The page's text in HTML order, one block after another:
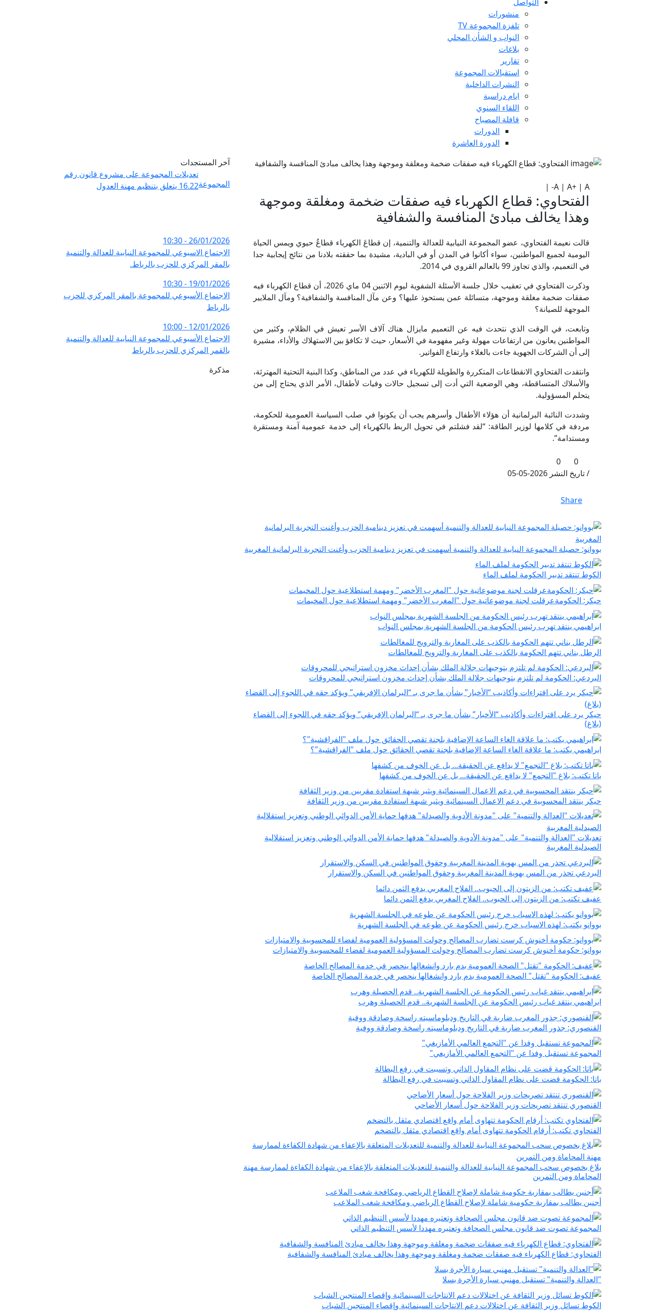
منشورات
تلفزة المجموعة TV
النواب و الشأن المحلي
بلاغات
تقارير
استقبالات المجموعة
النشرات الداخلية
ايام دراسية
اللقاء السنوي
قافلة المصباح
الدورات
الدورة العاشرة
A | A+ | A-
|
الفتحاوي: قطاع الكهرباء فيه صفقات ضخمة ومغلقة وموجهة
وهذا يخالف مبادئ المنافسة والشفافية
قالت نعيمة الفتحاوي، عضو المجموعة النيابية للعدالة والتنمية، إن قطاعَ الكهرباء قطاعٌ حيوي ويمس الحياة
اليومية لجميع المواطنين، سواء أكانوا في المدن أو في البادية، مشيدة بما حققته بلادنا من نتائج إيجابية جدا
في التعميم، والذي تجاوز 99 بالعالم القروي في 2014.
وذكرت الفتحاوي في تعقيب خلال جلسة الأسئلة الشفوية ليوم الاثنين 04 ماي 2026، أن قطاع الكهرباء فيه
صفقات ضخمة مغلقة وموجهة، متسائلة عمن يستحوذ عليها؟ وعن مآل المنافسة والشفافية؟ ومآل الملايير
الموجهة للصيانة؟
وتابعت، في الوقت الذي نتحدث فيه عن التعميم مايزال هناك آلاف الأسر تعيش في الظلام، وكثير من
المواطنين يعانون من ارتفاعات مهولة وغير مفهومة في الأسعار، حيث لا تكافؤ بين الاستهلاك والأداء، مشيرة
إلى أن الشركات الجهوية جاءت بالغلاء وارتفاع الفواتير.
وانتقدت الفتحاوي الانقطاعات المتكررة والطويلة للكهرباء في عدد من المناطق، وكذا البنية التحتية المهترئة،
والأسلاك المتساقطة، وهي الوضعية التي أدت إلى تسجيل حالات وفيات لأطفال، الأمر الذي يحتاج إلى من
يتحلم المسؤولية.
وشددت النائبة البرلمانية أن هؤلاء الأطفال وأسرهم يجب أن يكونوا في صلب السياسة العمومية للحكومة،
مردفة في كلامها لوزير الطاقة: “لقد فشلتم في تحويل الربط بالكهرباء إلى خدمة عمومية آمنة ومستقرة
ومستدامة”.
0
0
/ تاريخ النشر 2026-05-05
Share
بووانو: حصيلة المجموعة النيابية للعدالة والتنمية أسهمت في تعزيز دينامية الحزب وأغنت التجربة البرلمانية المغربية
الكوط تنتقد تدبير الحكومة لملف الماء
حيكر: الحكومةعرقلت لجنة موضوعاتية حول "المغرب الأخضر" ومهمة استطلاعية حول المخيمات
ابراهيمي ينتقد تهرب رئيس الحكومة من الجلسة الشهرية بمجلس النواب
الرطل بناني تتهم الحكومة بالكذب على المغاربة والترويج للمغالطات
البردعي: الحكومة لم تلتزم بتوجيهات جلالة الملك بشأن إحداث مخزون استراتيجي للمحروقات
حيكر يرد على افتراءات وأكاذيب “الأخبار” بشأن ما جرى بـ “البرلمان الإفريقي” ويؤكد حقه في اللجوء إلى القضاء
(بلاغ)
ابراهيمي يكتب: ما علاقة الغاء الساعة الإضافية بلجنة تقصي الحقائق حول ملف "الفراقشية"؟
باتا تكتب: بلاغ "التجمع" لا يدافع عن الحقيقة... بل عن الخوف من كشفها
حيكر ينتقد المحسوبية في دعم الاعمال السينمائية ويثير شبهة استفادة مقربين من وزير الثقافة
تعديلات "العدالة والتنمية" على "مدونة الأدوية والصيدلة" هدفها حماية الأمن الدوائي الوطني وتعزيز استقلالية
الصيدلية المغربية
البردعي تحذر من المس بهوية المدينة المغربية وحقوق المواطنين في السكن والاستقرار
عفيف تكتب: من الزيتون إلى الحبوب.. الفلاح المغربي يدفع الثمن دائما
بووانو يكتب: لهذه الاسباب خرج رئيس الحكومة عن طوعه في الجلسة الشهرية
بووانو: حكومة أخنوش كرست تضارب المصالح وحولت المسؤولية العمومية لفضاء للمحسوبية والامتيازات
عفيف: الحكومة "تقتل" الصحة العمومية بدم بارد وانشغالها ينحصر في خدمة المصالح الخاصة
ابراهيمي ينتقد غياب رئيس الحكومة عن الجلسة الشهرية.. قدم الحصيلة وهرب
القنصوري: جذور المغرب ضاربة في التاريخ ودبلوماسيته راسخة وصادقة ووفية
المجموعة تستقبل وفدا عن "التجمع العالمي الأمازيغي"
باتا: الحكومة قضت على نظام المقاول الذاتي وتسببت في رفع البطالة
القنصوري تنتقد تصريحات وزير الفلاحة حول أسعار الأضاحي
الفتحاوي تكتب: أرقام الحكومة تتهاوى أمام واقع اقتصادي مثقل بالتضخم
بلاغ بخصوص سحب المجموعة النيابية للعدالة والتنمية للتعديلات المتعلقة بالإعفاء من شهادة الكفاءة لممارسة مهنة
المحاماة ومن التمرين
أجنين يطالب بمقاربة حكومية شاملة لإصلاح القطاع الرياضي ومكافحة شغب الملاعب
المجموعة تصوت ضد قانون مجلس الصحافة وتعتبره مهددا لأسس التنظيم الذاتي
الفتحاوي: قطاع الكهرباء فيه صفقات ضخمة ومغلقة وموجهة وهذا يخالف مبادئ المنافسة والشفافية
"العدالة والتنمية" تستقبل مهنيي سيارة الأجرة بسلا
الكوط تسائل وزير الثقافة عن اختلالات دعم الانتاجات السينمائية وإقصاء المنتجين الشباب
آخر المستجدات
المجموعة
تعديلات المجموعة على مشروع قانون رقم
16.22 يتعلق بتنظيم مهنة العدول
26/01/2026 - 10:30
الاجتماع الاسبوعي للمجموعة النيابية للعدالة والتنمية
بالمقر المركزي للحزب بالرباط.
19/01/2026 - 10:30
الاجتماع الأسبوعي للمجموعة بالمقر المركزي للحزب
بالرباط
12/01/2026 - 10:00
الاجتماع الأسبوعي للمجموعة النيابية للعدالة والتنمية
بالقمر المركزي للحزب بالرباط
مذكرة